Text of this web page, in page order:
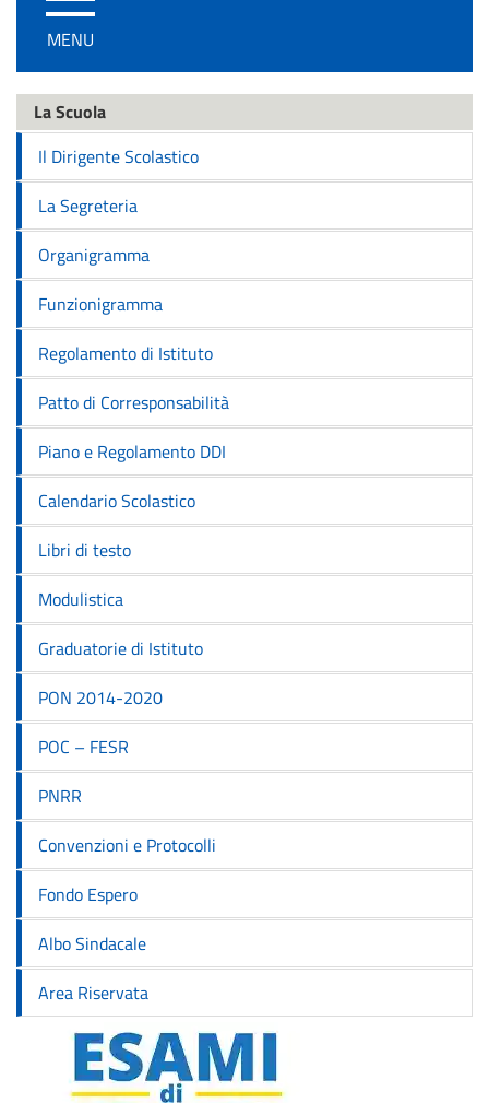
/
disattiva
navigazione
MENU
La Scuola
Il Dirigente Scolastico
La Segreteria
Organigramma
Funzionigramma
Regolamento di Istituto
Patto di Corresponsabilità
Piano e Regolamento DDI
Calendario Scolastico
Libri di testo
Modulistica
Graduatorie di Istituto
PON 2014-2020
POC – FESR
PNRR
Convenzioni e Protocolli
Fondo Espero
Albo Sindacale
Area Riservata